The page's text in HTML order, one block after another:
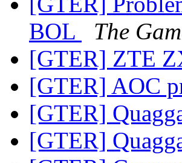
BOL
The
[GTER] ZTE
[GTER] AOC
[GTER]
[GTER]